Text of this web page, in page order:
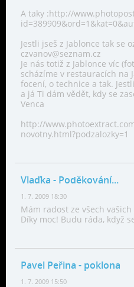
A taky :http://
Jestli jseš z Jablonce tak se
czvanov@seznam.cz
Je nás totiž z Jablonce víc
scházíme v restauracích na
focení, o technice a tak.
a já Ti dám vědět, kdy se
Venca
http://
novotny.html?podzalozky=1
Vlaďka - Poděkování...
1. 7. 2009 18:30
Mám radost ze všech
Díky moc! Budu ráda, když
Pavel Peřina - poklona
1. 7. 2009 15:50